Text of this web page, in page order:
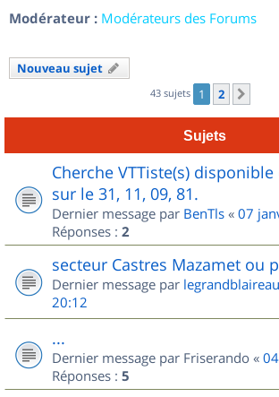
Modérateur : Modérateurs des Forums
Nouveau sujet
43 sujets 1 2
Sujets
Cherche VTTiste(s)
sur le 31, 11, 09, 81.
Dernier message par BenTls « 07
Réponses : 2
secteur Castres Mazamet ou
Dernier message par legrandblaireau
20:12
...
Dernier message par Friserando «
Réponses : 5